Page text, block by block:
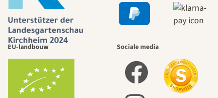
EU-landbouw Sociale media